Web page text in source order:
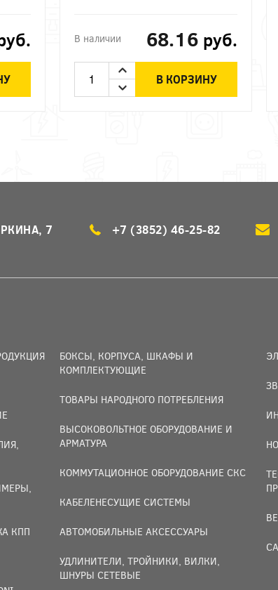
В наличии 68.16 руб.
В КОРЗИНУ
7 +7 (3852) 46-25-82
КПП
БОКСЫ, КОРПУСА, ШКАФЫ И
КОМПЛЕКТУЮЩИЕ
ТОВАРЫ НАРОДНОГО ПОТРЕБЛЕНИЯ
ВЫСОКОВОЛЬТНОЕ ОБОРУДОВАНИЕ И
АРМАТУРА
КОММУТАЦИОННОЕ ОБОРУДОВАНИЕ СКС
КАБЕЛЕНЕСУЩИЕ СИСТЕМЫ
АВТОМОБИЛЬНЫЕ АКСЕССУАРЫ
УДЛИНИТЕЛИ, ТРОЙНИКИ, ВИЛКИ,
ШНУРЫ СЕТЕВЫЕ